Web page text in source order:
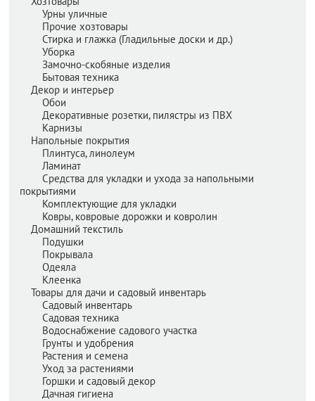
Урны уличные
Прочие хозтовары
Стирка и глажка (Гладильные доски и др.)
Уборка
Замочно-скобяные изделия
Бытовая техника
Декор и интерьер
Обои
Декоративные розетки, пилястры из ПВХ
Карнизы
Напольные покрытия
Плинтуса, линолеум
Ламинат
Средства для укладки и ухода за напольными
покрытиями
Комплектующие для укладки
Ковры, ковровые дорожки и ковролин
Домашний текстиль
Подушки
Покрывала
Одеяла
Клеенка
Товары для дачи и садовый инвентарь
Садовый инвентарь
Садовая техника
Водоснабжение садового участка
Грунты и удобрения
Растения и семена
Уход за растениями
Горшки и садовый декор
Дачная гигиена